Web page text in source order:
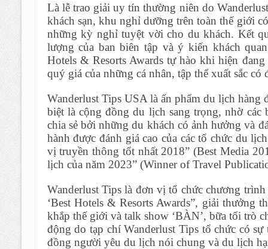
Là lễ trao giải uy tín thường niên do
khách sạn, khu nghỉ dưỡng trên toàn thế giới
những kỳ nghỉ tuyệt vời cho du khách. Kết
lượng của ban biên tập và ý kiến khách
Hotels & Resorts Awards tự hào khi hiện
quý giá của những cá nhân, tập thể xuất sắc
Wanderlust Tips USA là ấn phẩm du lịch
biệt là cộng đồng du lịch sang trọng, nhờ
chia sẻ bởi những du khách có ảnh hưởng và
hành được đánh giá cao của các tổ chức du
vị truyền thông tốt nhất 2018” (Best Media
lịch của năm 2023” (Winner of Travel
Wanderlust Tips là đơn vị tổ chức chương
‘Best Hotels & Resorts Awards”, giải thưởng
khắp thế giới và talk show ‘BÀN’, bữa tối trò
động do tạp chí Wanderlust Tips tổ chức có
đồng người yêu du lịch nói chung và du lịch